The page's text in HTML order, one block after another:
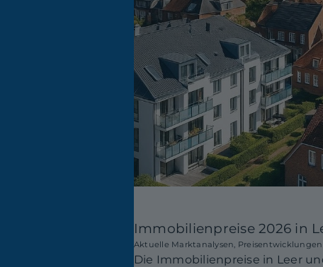
Immobilienpreise 2026 in
Aktuelle Marktanalysen,
Die Immobilienpreise in Leer